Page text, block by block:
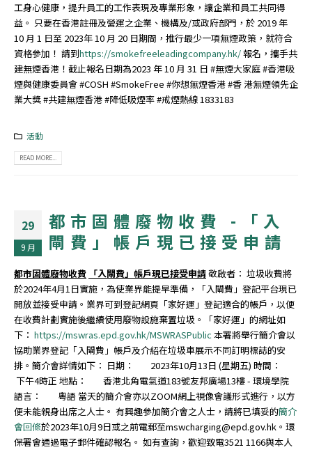
工身心健康，提升員工的工作表現及專業形象，讓企業和員工共同得
益。 只要在香港註冊及營運之企業、機構及/或政府部門，於 2019 年
10 月 1 日至 2023年 10 月 20 日期間，推行最少一項無煙政策，就符合
資格參加！ 請到https://smokefreeleadingcompany.hk/報名，攜手共
建無煙香港！截止報名日期為2023 年 10 月 31 日 #無煙大家庭 #香港吸
煙與健康委員會 #COSH #SmokeFree #你想無煙香港 #香 港無煙領先企
業大獎 #共建無煙香港 #降低吸煙率 #戒煙熱線 1833183
活動
READ MORE...
29
9 月
都市固體廢物收費 -「入
閘費」帳戶現已接受申請
都市固體廢物收費 「入閘費」帳戶現已接受申請敬啟者： 垃圾收費將
於2024年4月1日實施，為使業界能提早準備，「入閘費」登記平台現已
開放並接受申請。業界可到登記網頁「家好運」登記適合的帳戶，以便
在收費計劃實施後繼續使用廢物設施棄置垃圾。「家好運」的網址如
下： https://mswras.epd.gov.hk/MSWRASPublic 本署將舉行簡介會以
協助業界登記「入閘費」帳戶及介紹在垃圾車展示不同訂明標誌的安
排。簡介會詳情如下： 日期： 2023年10月13日 (星期五) 時間：
下午4時正 地點： 香港北角電氣道183號友邦廣場13樓 - 環境學院
語言： 粵語 當天的簡介會亦以ZOOM網上視像會議形式進行，以方
便未能親身出席之人士。 有興趣參加簡介會之人士，請將已填妥的簡介
會回條於2023年10月9日或之前電郵至mswcharging@epd.gov.hk。環
保署會通過電子郵件確認報名。 如有查詢，歡迎致電3521 1166與本人